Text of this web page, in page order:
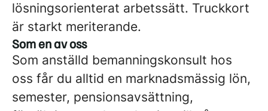
lösningsorienterat arbetssätt. Truckkort
är starkt meriterande.
Som en av oss
Som anställd bemanningskonsult hos
oss får du alltid en marknadsmässig lön,
semester, pensionsavsättning,